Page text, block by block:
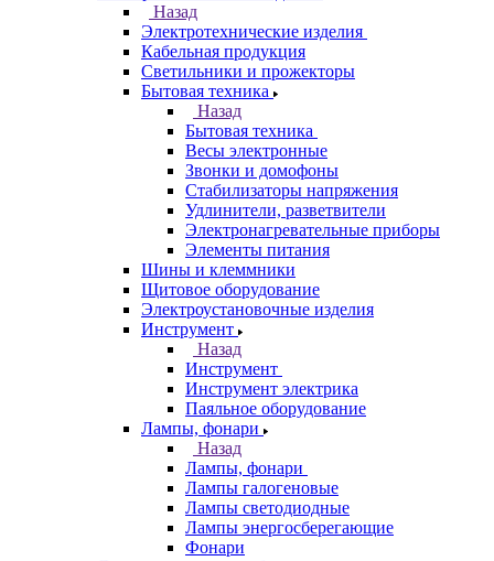
Назад
Электротехнические изделия
Кабельная продукция
Светильники и прожекторы
Бытовая техника
Назад
Бытовая техника
Весы электронные
Звонки и домофоны
Стабилизаторы напряжения
Удлинители, разветвители
Электронагревательные приборы
Элементы питания
Шины и клеммники
Щитовое оборудование
Электроустановочные изделия
Инструмент
Назад
Инструмент
Инструмент электрика
Паяльное оборудование
Лампы, фонари
Назад
Лампы, фонари
Лампы галогеновые
Лампы светодиодные
Лампы энергосберегающие
Фонари